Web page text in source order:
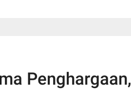
Penghargaan,